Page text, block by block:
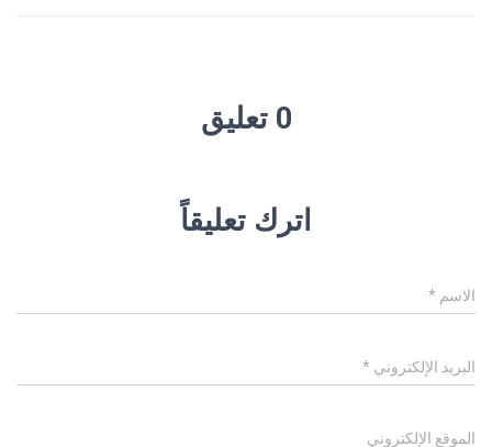
0 تعليق
اترك تعليقاً
الاسم *
البريد الإلكتروني *
الموقع الإلكتروني